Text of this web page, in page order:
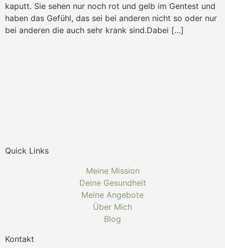
kaputt. Sie sehen nur noch rot und gelb im Gentest und
haben das Gefühl, das sei bei anderen nicht so oder nur
bei anderen die auch sehr krank sind.Dabei […]
Quick Links
Meine Mission
Deine Gesundheit
Meine Angebote
Über Mich
Blog
Kontakt